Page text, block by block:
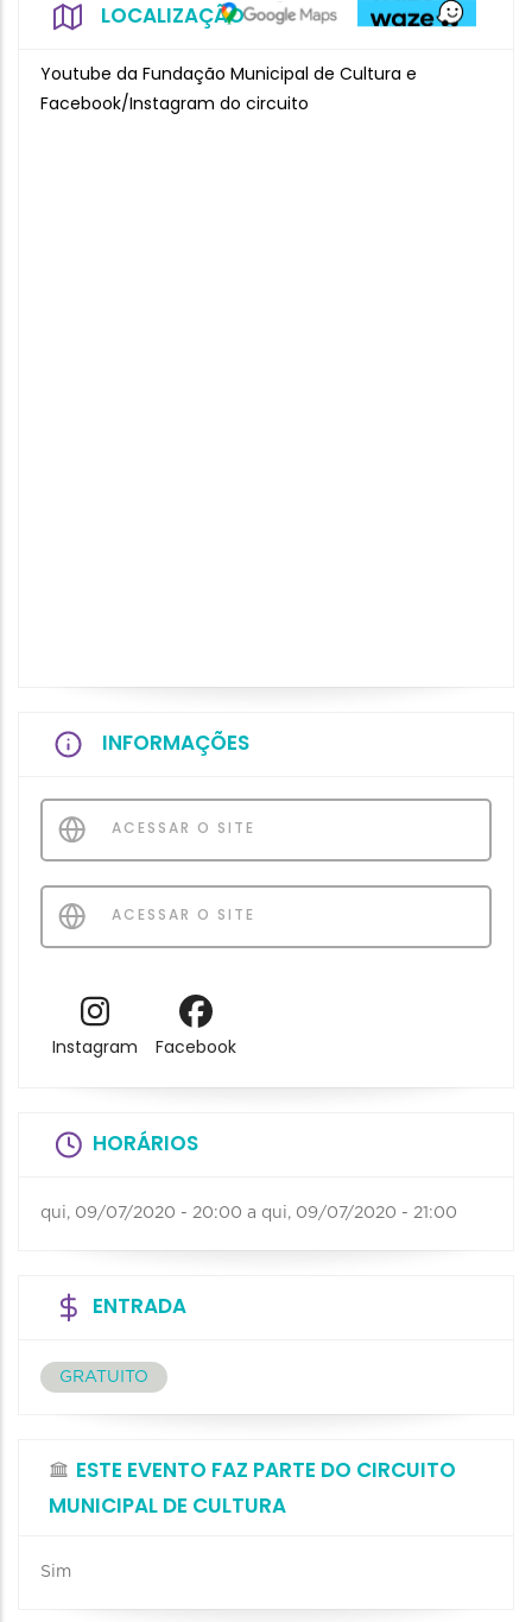
LOCALIZAÇÃO
Youtube da Fundação Municipal de Cultura e
Facebook/Instagram do circuito
INFORMAÇÕES
ACESSAR O SITE
ACESSAR O SITE
Instagram Facebook
HORÁRIOS
qui, 09/07/2020 - 20:00 a qui, 09/07/2020 - 21:00
ENTRADA
GRATUITO
ESTE EVENTO FAZ PARTE DO CIRCUITO
MUNICIPAL DE CULTURA
Sim